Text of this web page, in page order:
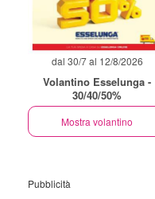
dal 30/7 al 12/8/2026
Volantino Esselunga -
30/40/50%
Mostra volantino
Pubblicità